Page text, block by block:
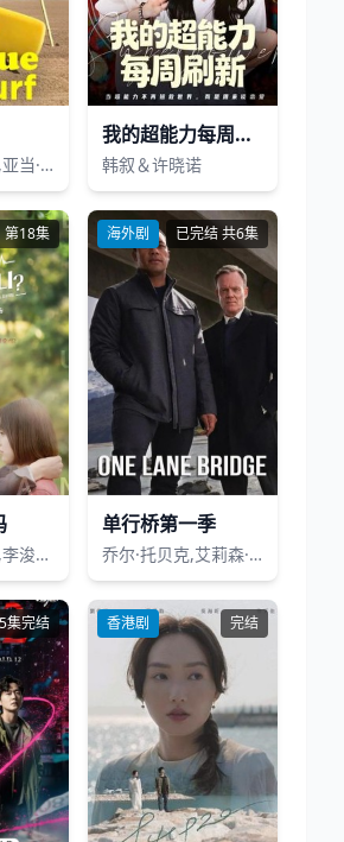
阿莉尔·凯贝尔,亚当·德莫斯,亚历克斯·艾欧诺,克考亚·克库毛诺,佐伊·西普雷斯,贝文·布茹,西·下冈,肖恩·海托西,伊恩·安东尼·代尔,玛丽亚·布里斯,Robbie Magasiva
我的超能力每周刷新
韩叙＆许晓诺
第18集
徐康俊,孔升延,李浚赫,朴奂喜,金成铃,刘五性,朴英奎,金元海,崔德文,金惠恩,金贤淑,赵载龙,崔炳模,吴熙俊,车烨,吴义植,蔡东炫,车璌河,崔大勋
海外剧 已完结 共6集
单行桥第一季
乔尔·托贝克,艾莉森·布鲁斯,多米尼克·奥纳·阿里基
集完结 香港剧 完结